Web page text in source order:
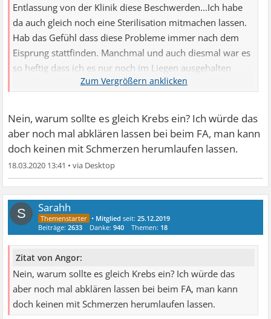
Entlassung von der Klinik diese Beschwerden...Ich habe
da auch gleich noch eine Sterilisation mitmachen lassen.
Hab das Gefühl dass diese Probleme immer nach dem
Eisprung stattfinden. Manchmal und auch diesmal war es
so heftig dass ich es nur noch im Liegen ausgehalten
habe. Das dumme ist nur, dass ich ja auch diese sch.
dass sind halt Verwachsungen. So schiebt sich dann
natürlich oft der Gedanke ein ob es vielleicht Krebs ist...
Nein, warum sollte es gleich Krebs ein? Ich würde das
aber noch mal abklären lassen bei beim FA, man kann
doch keinen mit Schmerzen herumlaufen lassen.
18.03.2020 13:41 •
S Sarahh
• Mitglied seit:25.12.2019
Beiträge:2633 Danke:940 Themen: 18
Zitat von Angor:
Nein, warum sollte es gleich Krebs ein? Ich würde das
aber noch mal abklären lassen bei beim FA, man kann
doch keinen mit Schmerzen herumlaufen lassen.